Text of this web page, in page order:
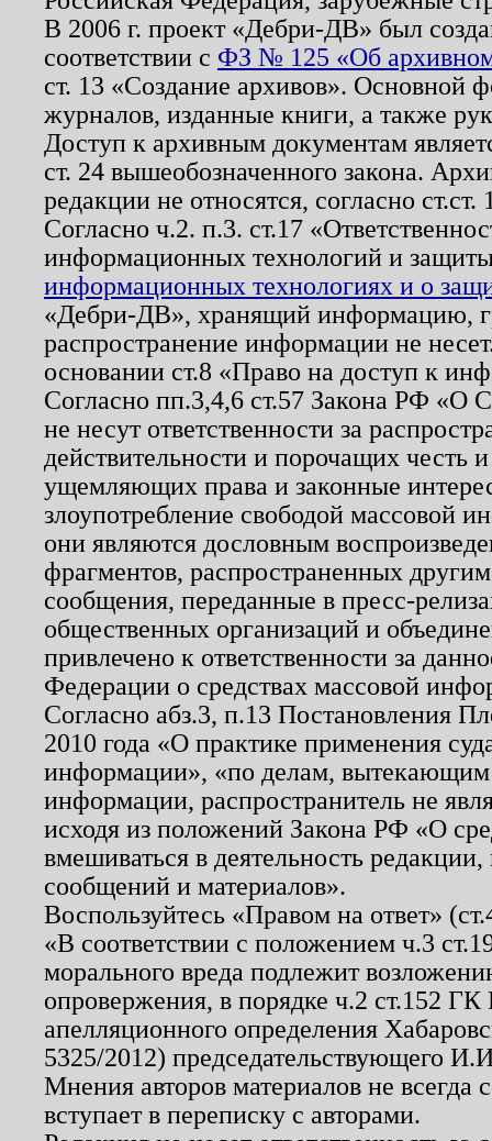
В 2006 г. проект «Дебри-ДВ» был
соответствии с ФЗ № 125 «Об
ст. 13 «Создание архивов». Основной
журналов, изданные книги, а также
Доступ к архивным документам
ст. 24 вышеобозначенного закона.
редакции не относятся, согласно
Согласно ч.2. п.3. ст.17
информационных технологий и
информационных технологиях и о
«Дебри-ДВ», хранящий информацию,
распространение информации не
основании ст.8 «Право на доступ к
Согласно пп.3,4,6 ст.57 Закона РФ «О
не несут ответственности за
действительности и порочащих честь
ущемляющих права и законные
злоупотребление свободой массовой
они являются дословным
фрагментов, распространенных
сообщения, переданные в пресс-
общественных организаций и
привлечено к ответственности за
Федерации о средствах массовой
Согласно абз.3, п.13 Постановления
2010 года «О практике применения
информации», «по делам, вытекающим
информации, распространитель не
исходя из положений Закона РФ «О
вмешиваться в деятельность
сообщений и материалов».
Воспользуйтесь «Правом на ответ»
«В соответствии с положением ч.3
морального вреда подлежит
опровержения, в порядке ч.2 ст.152
апелляционного определения
5325/2012) председательствующего
Мнения авторов материалов не
вступает в переписку с авторами.